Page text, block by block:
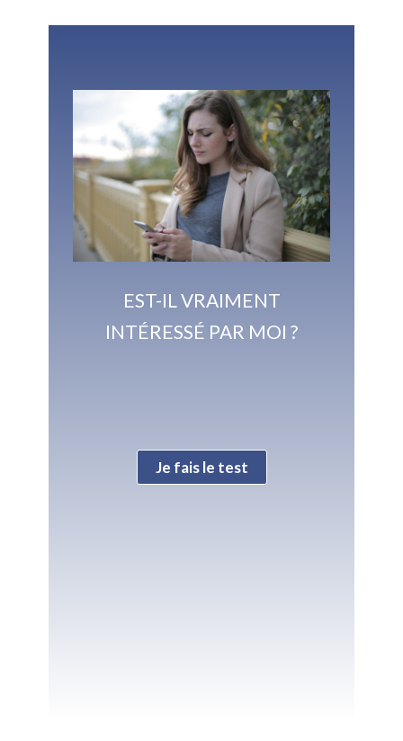
EST-IL VRAIMENT
INTÉRESSÉ PAR MOI ?